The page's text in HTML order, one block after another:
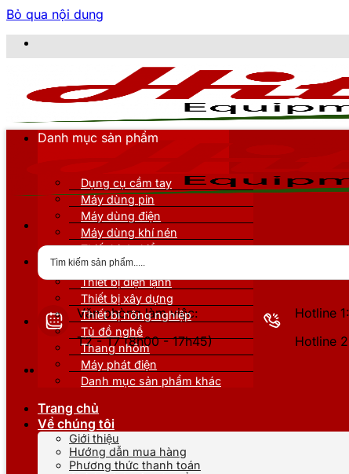
Bỏ qua nội dung
CÔNG TY
Văn phòng làm việc:
T2 - T7 (8h00 - 17h45)
Hotline
Hotline
Danh mục sản phẩm
Dụng cụ cầm tay
Máy dùng pin
Máy dùng điện
Máy dùng khí nén
Thiết bị đo kiểm
Thiết bị nâng đỡ
Thiết bị điện lạnh
Thiết bị xây dựng
Thiết bị nông nghiệp
Tủ đồ nghề
Thang nhôm
Máy phát điện
Danh mục sản phẩm khác
Trang chủ
Về chúng tôi
Giới thiệu
Hướng dẫn mua hàng
Phương thức thanh toán